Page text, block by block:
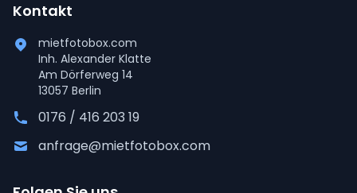
Kontakt
mietfotobox.com
Inh. Alexander Klatte
Am Dörferweg 14
13057 Berlin
0176 / 416 203 19
anfrage@mietfotobox.com